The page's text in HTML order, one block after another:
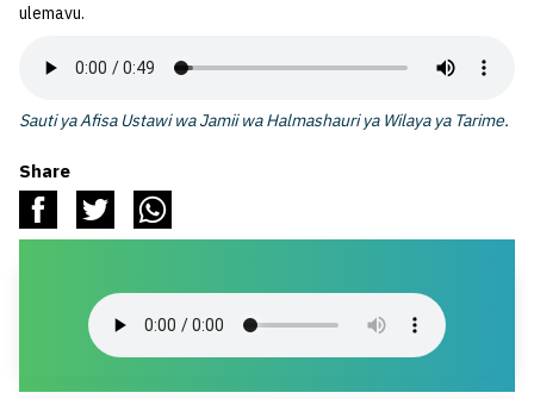
ulemavu.
Sauti ya Afisa Ustawi wa Jamii wa Halmashauri ya Wilaya ya Tarime.
Share